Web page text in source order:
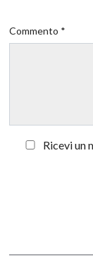
Commento *
Ricevi un